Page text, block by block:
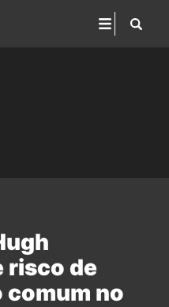
risco de
comum no